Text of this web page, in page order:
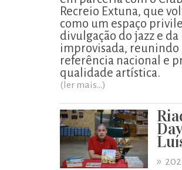
Recreio Extuna, que
como um espaço
divulgação do jazz e da
improvisada, reunindo
referência nacional e
qualidade artística.
(ler mais...)
»